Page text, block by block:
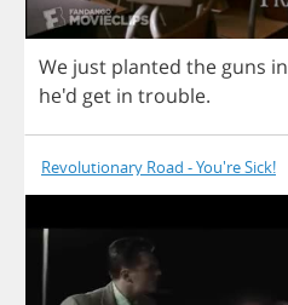
We just planted the guns in
he'd get in trouble.
Revolutionary Road - You're Sick!